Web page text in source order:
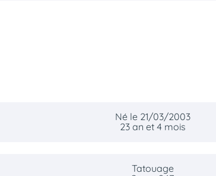
Né le 21/03/2003
23 an et 4 mois
Tatouage